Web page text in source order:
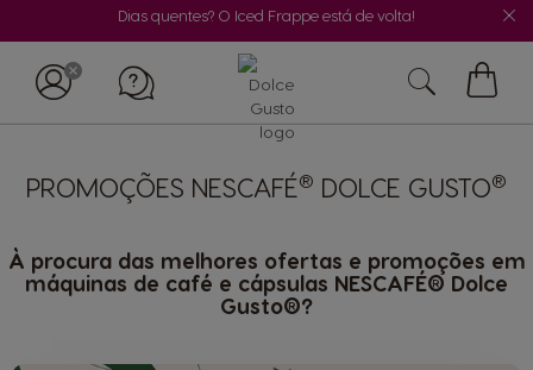
Dias quentes? O Iced Frappe está de volta!
PROMOÇÕES NESCAFÉ® DOLCE GUSTO®
À procura das melhores ofertas e promoções em
máquinas de café e cápsulas NESCAFÉ® Dolce
Gusto®?